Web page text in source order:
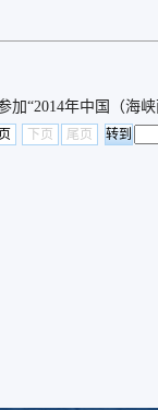
加“2014年中国（海
下页 尾页